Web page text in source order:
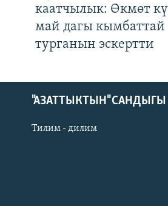
каатчылык: Өкмөт
май дагы кымбаттай
турганын эскертти
"АЗАТТЫКТЫН" САНДЫГЫ
Тилим - дилим